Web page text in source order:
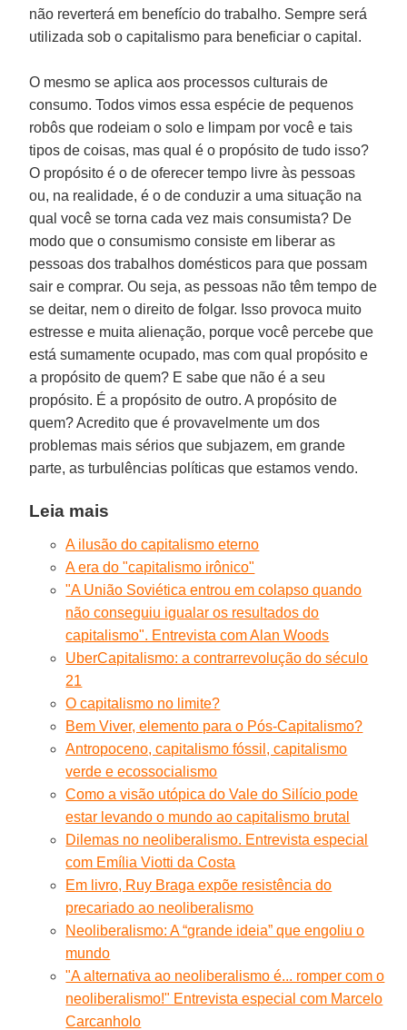
não reverterá em benefício do trabalho. Sempre será
utilizada sob o capitalismo para beneficiar o capital.
O mesmo se aplica aos processos culturais de
consumo. Todos vimos essa espécie de pequenos
robôs que rodeiam o solo e limpam por você e tais
tipos de coisas, mas qual é o propósito de tudo isso?
O propósito é o de oferecer tempo livre às pessoas
ou, na realidade, é o de conduzir a uma situação na
qual você se torna cada vez mais consumista? De
modo que o consumismo consiste em liberar as
pessoas dos trabalhos domésticos para que possam
sair e comprar. Ou seja, as pessoas não têm tempo de
se deitar, nem o direito de folgar. Isso provoca muito
estresse e muita alienação, porque você percebe que
está sumamente ocupado, mas com qual propósito e
a propósito de quem? E sabe que não é a seu
propósito. É a propósito de outro. A propósito de
quem? Acredito que é provavelmente um dos
problemas mais sérios que subjazem, em grande
parte, as turbulências políticas que estamos vendo.
Leia mais
A ilusão do capitalismo eterno
A era do "capitalismo irônico"
"A União Soviética entrou em colapso quando
não conseguiu igualar os resultados do
capitalismo". Entrevista com Alan Woods
UberCapitalismo: a contrarrevolução do século
21
O capitalismo no limite?
Bem Viver, elemento para o Pós-Capitalismo?
Antropoceno, capitalismo fóssil, capitalismo
verde e ecossocialismo
Como a visão utópica do Vale do Silício pode
estar levando o mundo ao capitalismo brutal
Dilemas no neoliberalismo. Entrevista especial
com Emília Viotti da Costa
Em livro, Ruy Braga expõe resistência do
precariado ao neoliberalismo
Neoliberalismo: A “grande ideia” que engoliu o
mundo
"A alternativa ao neoliberalismo é... romper com o
neoliberalismo!" Entrevista especial com Marcelo
Carcanholo